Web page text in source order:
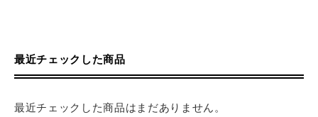
最近チェックした商品
最近チェックした商品はまだありません。